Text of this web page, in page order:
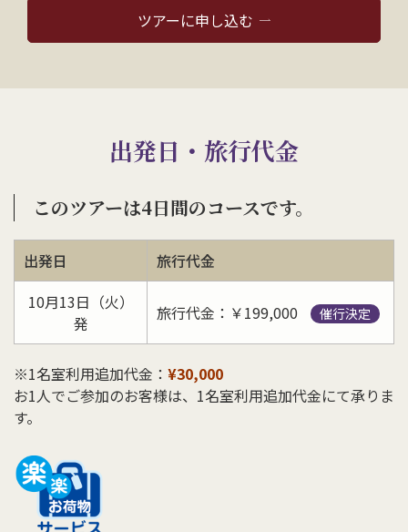
ツアーに申し込む
出発日・旅行代金
このツアーは4日間のコースです。
出発日
旅行代金
10月13日（火）
発
旅行代金：￥199,000 催行決定
※1名室利用追加代金： ¥30,000
お1人でご参加のお客様は、1名室利用追加代金にて承りま
す。